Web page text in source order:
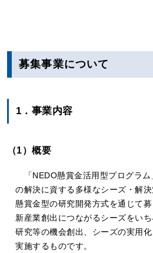
募集事業について
1．事業内容
（1）概要
「NEDO懸賞金活用型プログラ
の解決に資する多様なシーズ・解
懸賞金型の研究開発方式を通じて
新産業創出につながるシーズをい
研究等の機会創出、シーズの実用
実施するものです。